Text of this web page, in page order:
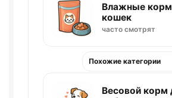
Влажные
кошек
часто смотрят
Похожие категории
Весовой корм